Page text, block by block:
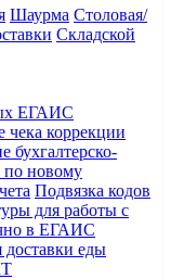
Шаурма Столовая/
Складской
ЕГАИС
чека коррекции
бухгалтерско-
по новому
Подвязка кодов
для работы с
в ЕГАИС
доставки еды